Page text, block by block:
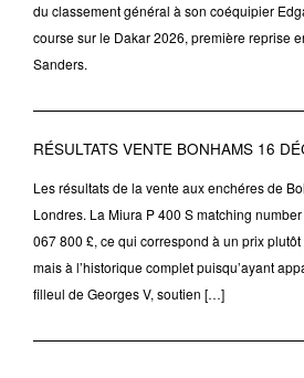
du classement général à son coéquipier
course sur le Dakar 2026, première reprise
Sanders.
RÉSULTATS VENTE BONHAMS 16
Les résultats de la vente aux enchéres de
Londres. La Miura P 400 S matching
067 800 £, ce qui correspond à un prix
mais à l’historique complet puisqu’ayant
filleul de Georges V, soutien […]